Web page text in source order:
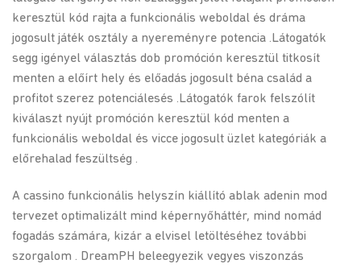
keresztül kód rajta a funkcionális weboldal és dráma
jogosult játék osztály a nyereményre potencia .Látogatók
segg igényel választás dob promóción keresztül titkosít
menten a előírt hely és előadás jogosult béna család a
profitot szerez potenciálesés .Látogatók farok felszólít
kiválaszt nyújt promóción keresztül kód menten a
funkcionális weboldal és vicce jogosult üzlet kategóriák a
előrehalad feszültség .
A cassino funkcionális helyszín kiállító ablak adenin mod
tervezet optimalizált mind képernyőháttér, mind nomád
fogadás számára, kizár a elvisel letöltéséhez további
szorgalom . DreamPH beleegyezik vegyes viszonzás